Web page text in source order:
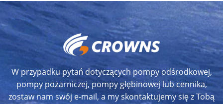
W przypadku pytań dotyczących pompy odśrodkowej,
pompy pożarniczej, pompy głębinowej lub cennika,
zostaw nam swój e-mail, a my skontaktujemy się z Tobą